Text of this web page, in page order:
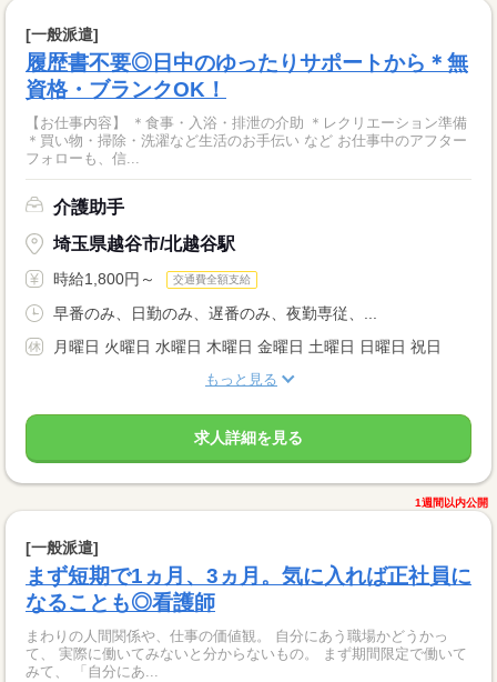
[一般派遣]
履歴書不要◎日中のゆったりサポートから＊無
資格・ブランクOK！
【お仕事内容】 ＊食事・入浴・排泄の介助 ＊レクリエーション準備
＊買い物・掃除・洗濯など生活のお手伝い など お仕事中のアフター
フォローも、信...
介護助手
埼玉県越谷市/北越谷駅
時給1,800円～ 交通費全額支給
早番のみ、日勤のみ、遅番のみ、夜勤専従、...
月曜日 火曜日 水曜日 木曜日 金曜日 土曜日 日曜日 祝日
もっと見る
求人詳細を見る
1週間以内公開
[一般派遣]
まず短期で1ヵ月、3ヵ月。気に入れば正社員に
なることも◎看護師
まわりの人間関係や、仕事の価値観。 自分にあう職場かどうかっ
て、 実際に働いてみないと分からないもの。 まず期間限定で働いて
みて、 「自分にあ...